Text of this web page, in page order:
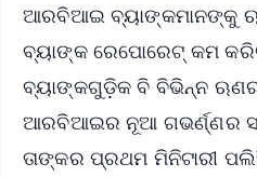
ଆରବିଆଇ ବ୍ୟାଙ୍କମାନଙ୍କୁ
ବ୍ୟାଙ୍କ ରେପୋରେଟ୍ କମ
ବ୍ୟାଙ୍କଗୁଡ଼ିକ ବି ବିଭିନ୍ନ ଋଣର
ଆରବିଆଇର ନୂଆ ଗଭର୍ଣ୍ଣର
ତାଙ୍କର ପ୍ରଥମ ମିନିଟାରୀ